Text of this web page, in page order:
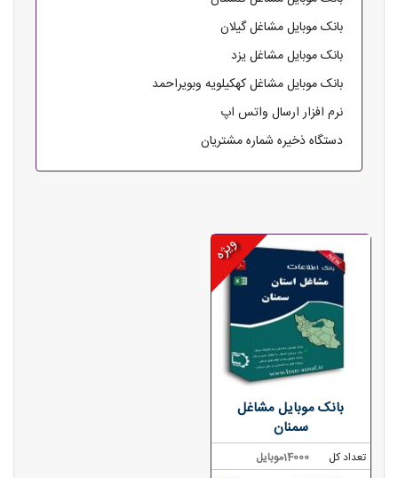
بانک موبایل مشاغل گیلان
بانک موبایل مشاغل یزد
بانک موبایل مشاغل کهکیلویه وبویراحمد
نرم افزار ارسال واتس اپ
دستگاه ذخیره شماره مشتریان
ویژه
بانک موبایل مشاغل
سمنان
تعداد کل 14000موبایل